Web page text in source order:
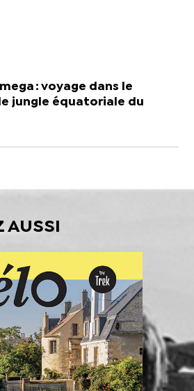
: voyage dans le
jungle équatoriale du
AUSSI